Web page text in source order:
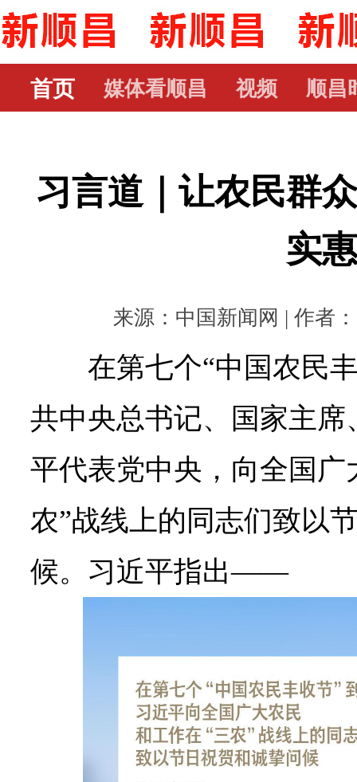
首页 媒体看顺昌 视频 顺昌
习言道｜让农民群
实惠
来源：中国新闻网 | 作者
在第七个“中国农民
共中央总书记、国家主
平代表党中央，向全国广
农”战线上的同志们致以
候。习近平指出——